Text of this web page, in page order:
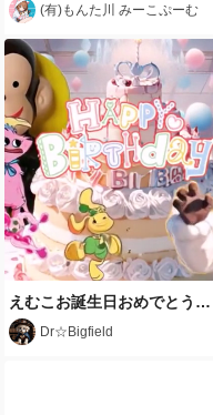
(有)もんた川 みーこぷーむ
えむこお誕生日おめでとう🎉🎂
Dr☆Bigfield